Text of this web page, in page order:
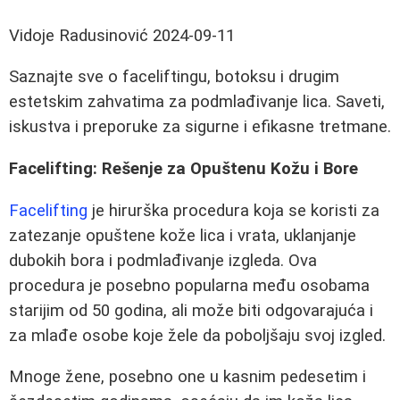
Vidoje Radusinović 2024-09-11
Saznajte sve o faceliftingu, botoksu i drugim
estetskim zahvatima za podmlađivanje lica. Saveti,
iskustva i preporuke za sigurne i efikasne tretmane.
Facelifting: Rešenje za Opuštenu Kožu i Bore
Facelifting je hirurška procedura koja se koristi za
zatezanje opuštene kože lica i vrata, uklanjanje
dubokih bora i podmlađivanje izgleda. Ova
procedura je posebno popularna među osobama
starijim od 50 godina, ali može biti odgovarajuća i
za mlađe osobe koje žele da poboljšaju svoj izgled.
Mnoge žene, posebno one u kasnim pedesetim i